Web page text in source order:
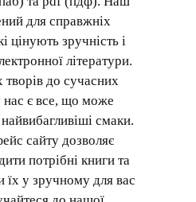
для справжніх
цінують зручність і
літератури.
творів до сучасних
нас є все, що може
смаки.
сайту дозволяє
потрібні книги та
їх у зручному для вас